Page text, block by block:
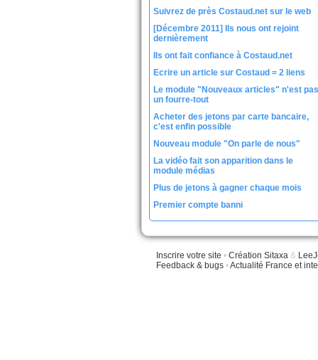
Suivrez de près Costaud.net sur le web
[Décembre 2011] Ils nous ont rejoint
dernièrement
Ils ont fait confiance à Costaud.net
Ecrire un article sur Costaud = 2 liens
Le module "Nouveaux articles" n'est pas
un fourre-tout
Acheter des jetons par carte bancaire,
c'est enfin possible
Nouveau module "On parle de nous"
La vidéo fait son apparition dans le
module médias
Plus de jetons à gagner chaque mois
Premier compte banni
Inscrire votre site • Création Sitaxa &
Feedback & bugs •Actualité France et